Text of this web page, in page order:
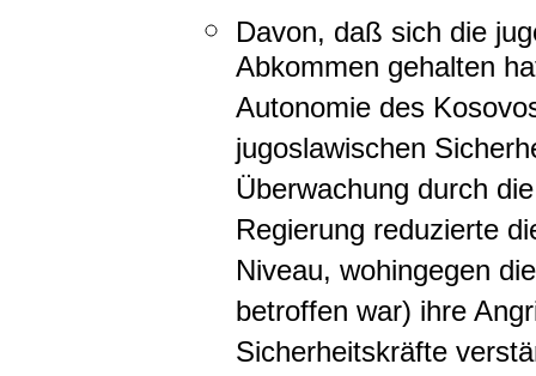
Davon, daß sich die
Abkommen gehalten
Autonomie des
jugoslawischen
Überwachung durch
Regierung reduzierte
Niveau, wohingegen
betroffen war) ihre
Sicherheitskräfte